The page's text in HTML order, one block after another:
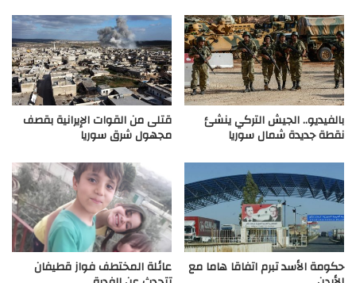
بالفيديو.. الجيش التركي ينشئ
نقطة جديدة شمال سوريا
قتلى من القوات الإيرانية بقصف
مجهول شرق سوريا
حكومة الأسد تبرم اتفاقا هاما مع عائلة المختطف فواز قطيفان